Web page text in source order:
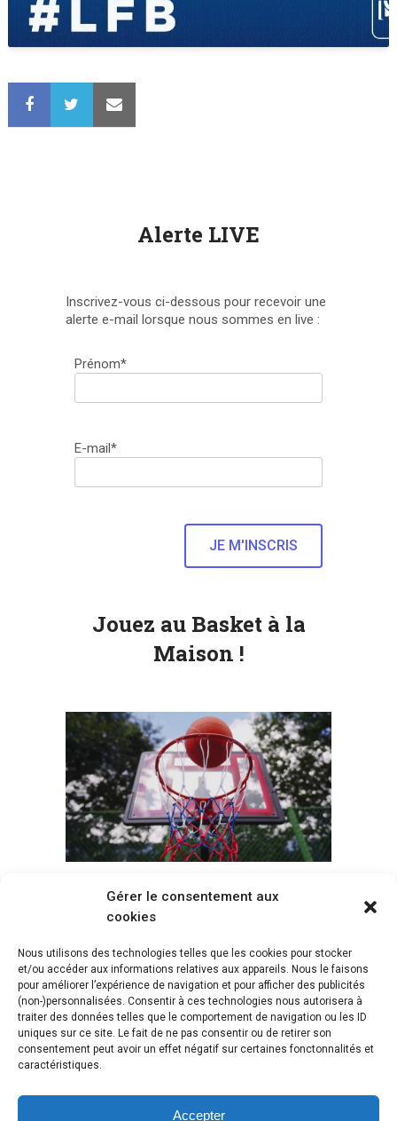
Gérer le consentement aux
cookies
Nous utilisons des technologies telles que les cookies pour stocker
et/ou accéder aux informations relatives aux appareils. Nous le faisons
pour améliorer l’expérience de navigation et pour afficher des publicités
(non-)personnalisées. Consentir à ces technologies nous autorisera à
traiter des données telles que le comportement de navigation ou les ID
uniques sur ce site. Le fait de ne pas consentir ou de retirer son
consentement peut avoir un effet négatif sur certaines fonctonnalités et
caractéristiques.
Accepter
Alerte LIVE
Inscrivez-vous ci-dessous pour recevoir une
alerte e-mail lorsque nous sommes en live :
Prénom*
E-mail*
Jouez au Basket à la
Maison !
Voir tous les paniers